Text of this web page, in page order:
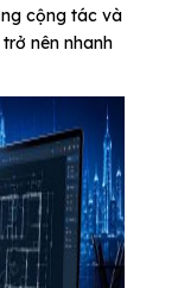
cộng tác và
nên nhanh